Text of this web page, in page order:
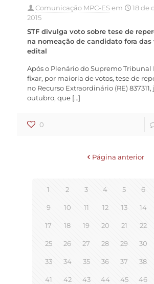
Comunicação MPC-ESem
18 de
2015
STF divulga voto sobre tese de
na nomeação de candidato fora das
edital
Após o Plenário do Supremo Tribunal
fixar, por maioria de votos, tese de
no Recurso Extraordinário (RE)
outubro, que […]
0
Página anterior
1 2 3 4 5 6
9 10 11 12 13 14
17 18 19 20 21 22
25 26 27 28 29 30
33 34 35 36 37 38
41 42 43 44 45 46